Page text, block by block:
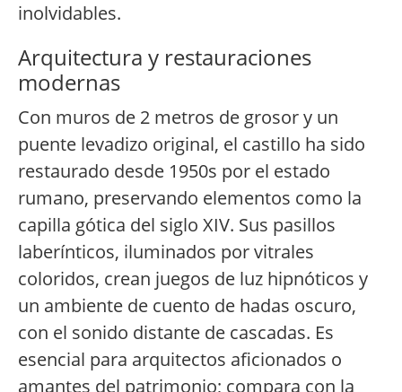
inolvidables.
Arquitectura y restauraciones
modernas
Con muros de 2 metros de grosor y un
puente levadizo original, el castillo ha sido
restaurado desde 1950s por el estado
rumano, preservando elementos como la
capilla gótica del siglo XIV. Sus pasillos
laberínticos, iluminados por vitrales
coloridos, crean juegos de luz hipnóticos y
un ambiente de cuento de hadas oscuro,
con el sonido distante de cascadas. Es
esencial para arquitectos aficionados o
amantes del patrimonio; compara con la